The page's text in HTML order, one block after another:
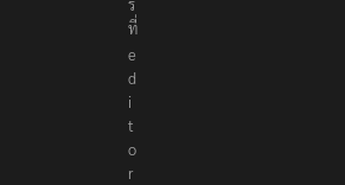
ร
ที่
e
d
i
t
o
r